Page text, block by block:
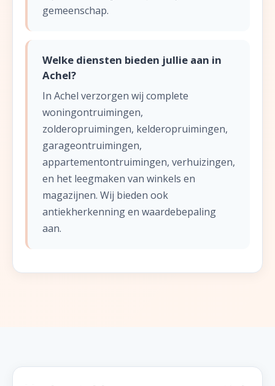
gemeenschap.
Welke diensten bieden jullie aan in
Achel?
In Achel verzorgen wij complete
woningontruimingen,
zolderopruimingen, kelderopruimingen,
garageontruimingen,
appartementontruimingen, verhuizingen,
en het leegmaken van winkels en
magazijnen. Wij bieden ook
antiekherkenning en waardebepaling
aan.